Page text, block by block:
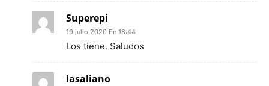
Superepi
19 julio 2020 En 18:44
Los tiene. Saludos
lasaliano